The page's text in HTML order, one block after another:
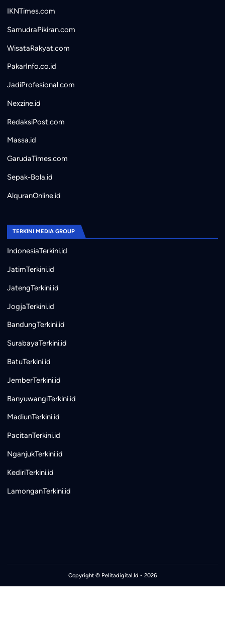
IKNTimes.com
SamudraPikiran.com
WisataRakyat.com
PakarInfo.co.id
JadiProfesional.com
Nexzine.id
RedaksiPost.com
Massa.id
GarudaTimes.com
Sepak-Bola.id
AlquranOnline.id
TERKINI MEDIA GROUP
IndonesiaTerkini.id
JatimTerkini.id
JatengTerkini.id
JogjaTerkini.id
BandungTerkini.id
SurabayaTerkini.id
BatuTerkini.id
JemberTerkini.id
BanyuwangiTerkini.id
MadiunTerkini.id
PacitanTerkini.id
NganjukTerkini.id
KediriTerkini.id
LamonganTerkini.id
Copyright © Pelitadigital.Id - 2026